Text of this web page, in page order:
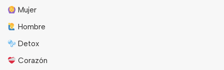
Mujer
Hombre
Detox
Corazón